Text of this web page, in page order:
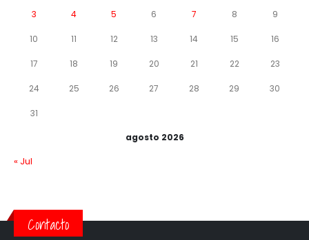
agosto 2026
3 4 5 6 7 8 9
10 11 12 13 14 15 16
17 18 19 20 21 22 23
24 25 26 27 28 29 30
31
« Jul
Contacto